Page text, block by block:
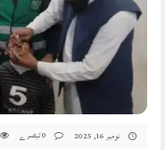
نومبر 16, 2025